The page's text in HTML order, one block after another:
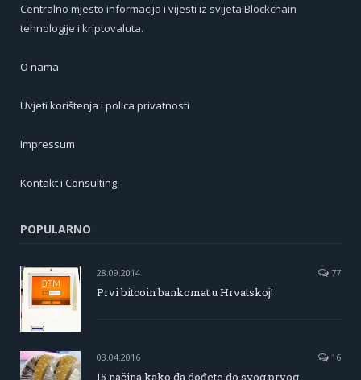
Centralno mjesto informacija i vijesti iz svijeta Blockchain
tehnologije i kriptovaluta.
O nama
Uvjeti korištenja i polica privatnosti
Impressum
Kontakt i Consulting
POPULARNO
28.09.2014 77
Prvi bitcoin bankomat u Hrvatskoj!
03.04.2016 16
15 načina kako da dođete do svog prvog